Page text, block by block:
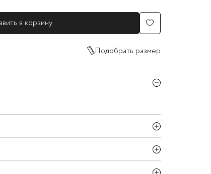
в корзину
Подобрать размер